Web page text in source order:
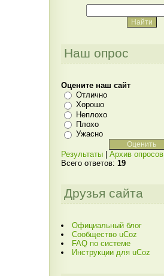
Наш опрос
Оцените наш сайт
Отлично
Хорошо
Неплохо
Плохо
Ужасно
Результаты
Архив опросов
Всего ответов: 19
Друзья сайта
Официальный блог
Сообщество uCoz
FAQ по системе
Инструкции для uCoz